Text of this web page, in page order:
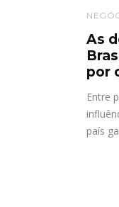
As
por
Entre
país